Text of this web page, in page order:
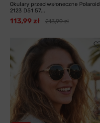
Okulary przeciwsłoneczne Polaroid
2123 D51 57...
113,99 zł 213,99 zł